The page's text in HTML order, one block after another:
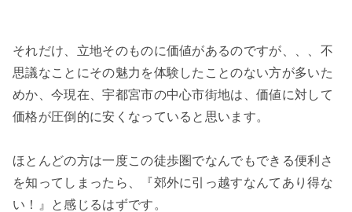
それだけ、立地そのものに価値があるのですが、、、不
思議なことにその魅力を体験したことのない方が多いた
めか、今現在、宇都宮市の中心市街地は、価値に対して
価格が圧倒的に安くなっていると思います。
ほとんどの方は一度この徒歩圏でなんでもできる便利さ
を知ってしまったら、『郊外に引っ越すなんてあり得な
い！』と感じるはずです。